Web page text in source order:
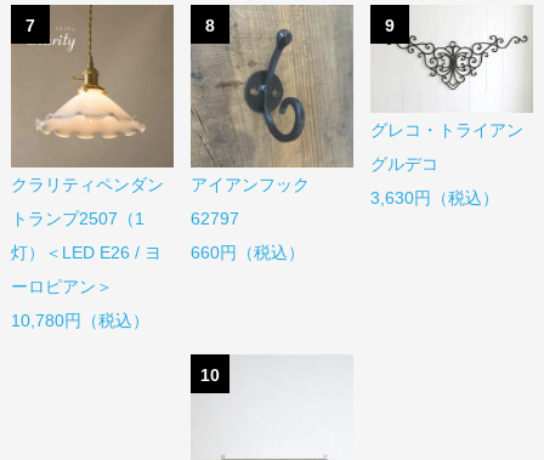
7
クラリティペンダン
トランプ2507（1
灯）＜LED E26 / ヨ
ーロピアン＞
10,780円（税込）
8
アイアンフック
62797
660円（税込）
9
グレコ・トライアン
グルデコ
3,630円（税込）
10